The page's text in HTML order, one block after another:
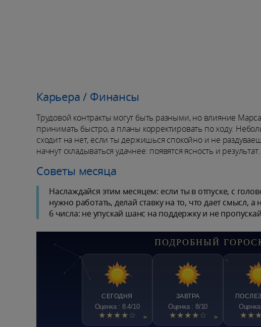
Карьера / Финансы
Трудовой контракты могут быть разными, но влияние
принимать быстро, а планы корректировать по ходу.
сходит на нет, если ты держишься спокойно и не
начнут складываться удачнее: появятся ясность и результат.
Советы месяца
Наслаждайся этим месяцем: если ты в отпуске, с
нужно работать, делай ставку на то, что дает смысл,
6 числа: не упускай шанс на поддержку и не
ПОДРОБНЫЙ
СЕГОДНЯ
Оценка : 8.4/10
★★★★☆ >
ЗАВТРА
Оценка : 8/10
★★★★☆ >